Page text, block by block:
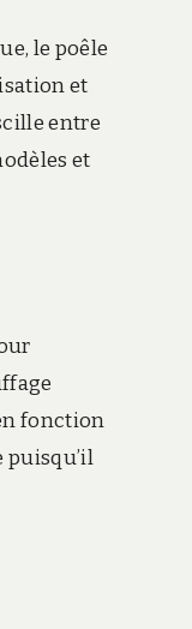
le poêle
et
entre
et
fonction
puisqu’il